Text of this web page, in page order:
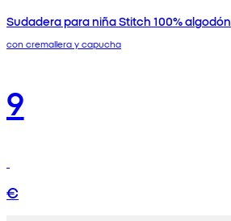
Sudadera para niña Stitch 100% algodón
con cremallera y capucha
9
€